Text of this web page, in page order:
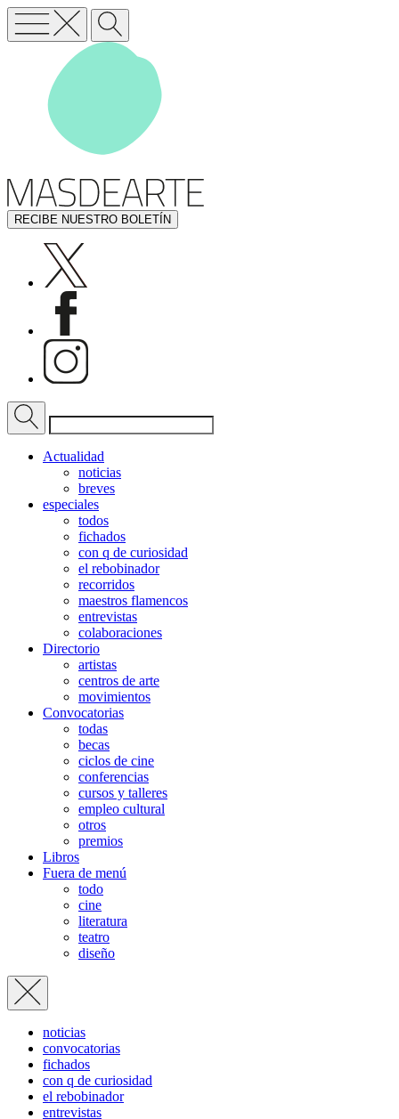
RECIBE NUESTRO BOLETÍN
Actualidad
noticias
breves
especiales
todos
fichados
con q de curiosidad
el rebobinador
recorridos
maestros flamencos
entrevistas
colaboraciones
Directorio
artistas
centros de arte
movimientos
Convocatorias
todas
becas
ciclos de cine
conferencias
cursos y talleres
empleo cultural
otros
premios
Libros
Fuera de menú
todo
cine
literatura
teatro
diseño
noticias
convocatorias
fichados
con q de curiosidad
el rebobinador
entrevistas